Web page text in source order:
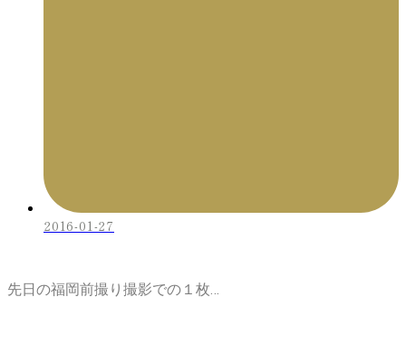
2016-01-27
先日の福岡前撮り撮影での１枚…